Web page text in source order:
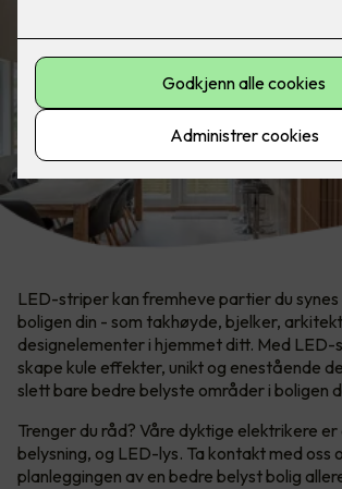
LED-striper kan fremheve partier du
boligen din - som takhøyde, bjelker,
designelementer i hjemmet ditt. Med LED-
skape kule effekter, unikt og enestående
slett bare bedre belyste områder i boligen
Trenger du råd? Våre dyktige elektrikere
belysning, og LED-lys. Ta kontakt med oss
planleggingen av en bedre belyst bolig